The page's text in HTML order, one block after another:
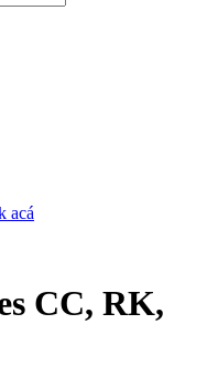
acá
CC, RK,